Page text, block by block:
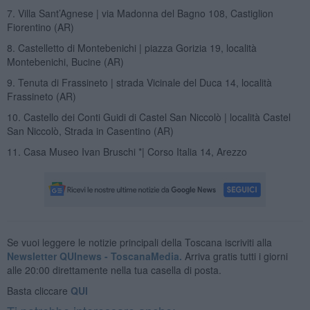
7. Villa Sant’Agnese | via Madonna del Bagno 108, Castiglion
Fiorentino (AR)
8. Castelletto di Montebenichi | piazza Gorizia 19, località
Montebenichi, Bucine (AR)
9. Tenuta di Frassineto | strada Vicinale del Duca 14, località
Frassineto (AR)
10. Castello dei Conti Guidi di Castel San Niccolò | località Castel
San Niccolò, Strada in Casentino (AR)
11. Casa Museo Ivan Bruschi *| Corso Italia 14, Arezzo
Se vuoi leggere le notizie principali della Toscana iscriviti alla
Newsletter QUInews - ToscanaMedia. Arriva gratis tutti i giorni
alle 20:00 direttamente nella tua casella di posta.
Basta cliccare QUI